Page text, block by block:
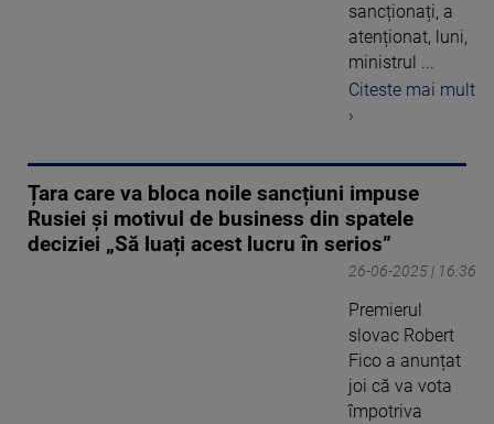
sancționați, a
atenționat, luni,
ministrul ...
Citeste mai mult
›
Țara care va bloca noile sancțiuni impuse
Rusiei și motivul de business din spatele
deciziei „Să luați acest lucru în serios”
26-06-2025 | 16:36
Premierul
slovac Robert
Fico a anunțat
joi că va vota
împotriva